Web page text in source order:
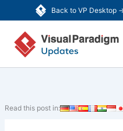
Back to VP Desktop
do
treści
Read this post in: